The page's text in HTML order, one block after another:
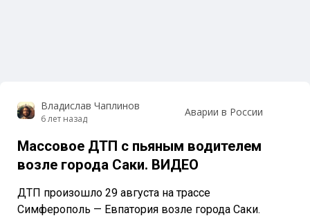
Владислав Чаплинов
6 лет назад Аварии в России
Массовое ДТП с пьяным водителем
возле города Саки. ВИДЕО
ДТП произошло 29 августа на трассе
Симферополь — Евпатория возле города Саки.